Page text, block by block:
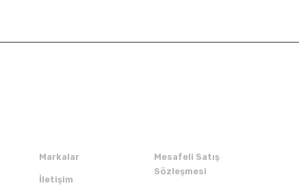
Markalar
İletişim
Mesafeli Satış
Sözleşmesi